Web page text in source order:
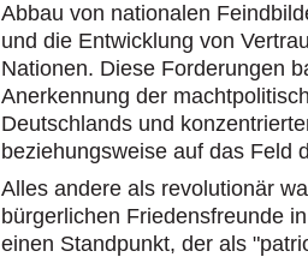
Abbau von nationalen
und die Entwicklung von
Nationen. Diese Forderungen
Anerkennung der
Deutschlands und
beziehungsweise auf das Feld
Alles andere als revolutionär
bürgerlichen Friedensfreunde
einen Standpunkt, der als